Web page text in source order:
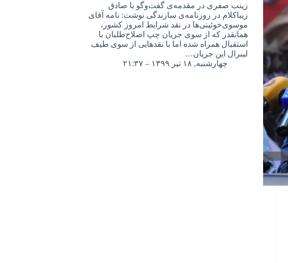
زینب صفری در مقدمه‌ی گفت‌وگو با صادق
زیباکلام در روزنامه‌ی سازندگی نوشت: ‌نامه آقای
موسوی‌خوئینی‌ها در نقد شرایط امروز کشور،
همانقدر که از سوی جریان چپ اصلاح‌طلبان با
استقبال همراه شده اما با نقدهایی از سوی طیف
لیبرال این جریان…
چهارشنبه, ۱۸ تیر ۱۳۹۹ – ۲۱:۳۷